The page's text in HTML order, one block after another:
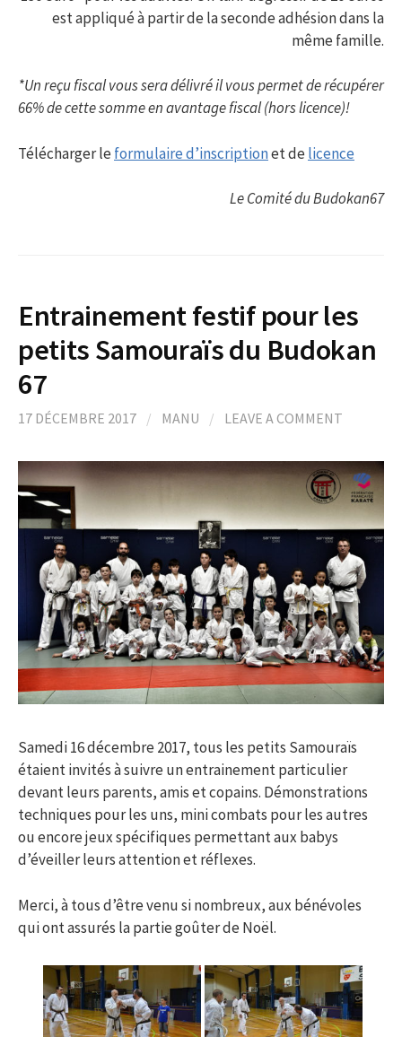
est appliqué à partir de la seconde adhésion dans la
même famille.
*Un reçu fiscal vous sera délivré il vous permet de récupérer
66% de cette somme en avantage fiscal (hors licence)!
Télécharger leformulaire d’inscriptionet delicence
Le Comité du Budokan67
Entrainement festif pour les
petits Samouraïs du Budokan
67
17 DÉCEMBRE 2017 / MANU / LEAVE A COMMENT
Samedi 16 décembre 2017, tous les petits Samouraïs
étaient invités à suivre un entrainement particulier
devant leurs parents, amis et copains. Démonstrations
techniques pour les uns, mini combats pour les autres
ou encore jeux spécifiques permettant aux babys
d’éveiller leurs attention et réflexes.
Merci, à tous d’être venu si nombreux, aux bénévoles
qui ont assurés la partie goûter de Noël.